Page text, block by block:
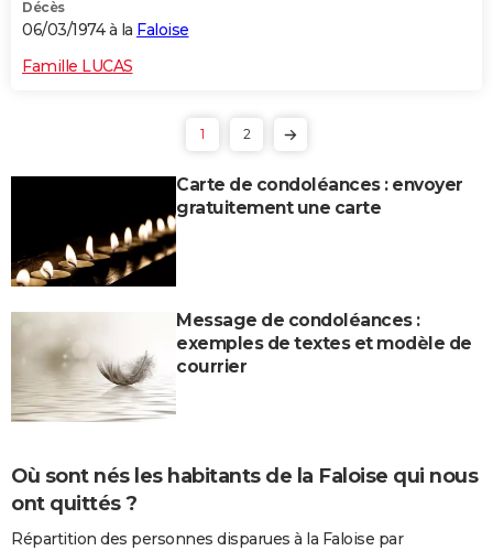
Décès
06/03/1974 à la Faloise
Famille LUCAS
1 2
Carte de condoléances : envoyer
gratuitement une carte
Message de condoléances :
exemples de textes et modèle de
courrier
Où sont nés les habitants de la Faloise qui nous
ont quittés ?
Répartition des personnes disparues à la Faloise par